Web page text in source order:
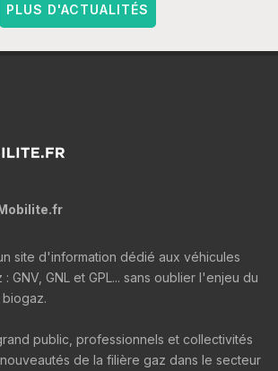
PLUS D'ACTUALITÉS
site d'information dédié aux véhicules
GNV, GNL et GPL... sans oublier l'enjeu du
public, professionnels et collectivités
de la filière gaz dans le secteur